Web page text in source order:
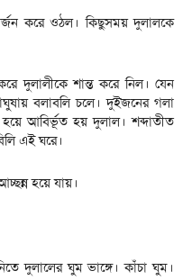
করে ওঠল। কিছুসময় দুলালকে
দুলালীকে শান্ত করে নিল। যেন
বলাবলি চলে। দুইজনের গলা
আবির্ভূত হয় দুলাল। শব্দাতীত
এই ঘরে।
হয়ে যায়।
দুলালের ঘুম ভাঙ্গে। কাঁচা ঘুম।